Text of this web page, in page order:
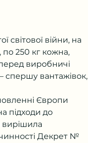
світової війни, на
250 кг кожна,
виробничі
спершу вантажівок,
Європи
підходи до
вирішила
чинності Декрет №